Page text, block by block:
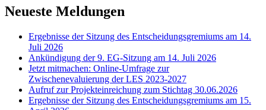
Neueste Meldungen
Ergebnisse der Sitzung des Entscheidungsgremiums am 14.
Juli 2026
Ankündigung der 9. EG-Sitzung am 14. Juli 2026
Jetzt mitmachen: Online-Umfrage zur
Zwischenevaluierung der LES 2023-2027
Aufruf zur Projekteinreichung zum Stichtag 30.06.2026
Ergebnisse der Sitzung des Entscheidungsgremiums am 15.